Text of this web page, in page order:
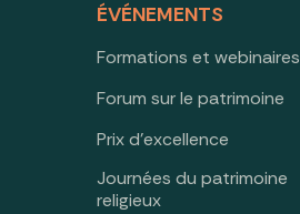
ÉVÉNEMENTS
Formations et webinaires
Forum sur le patrimoine
Prix d’excellence
Journées du patrimoine
religieux